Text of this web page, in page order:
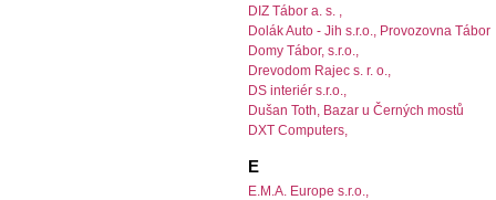
DIZ Tábor a. s. ,
Dolák Auto - Jih s.r.o., Provozovna Tábor
Domy Tábor, s.r.o.,
Drevodom Rajec s. r. o.,
DS interiér s.r.o.,
Dušan Toth, Bazar u Černých mostů
DXT Computers,
E
E.M.A. Europe s.r.o.,